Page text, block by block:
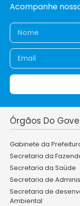
Acompanhe
Órgãos Do
Gabinete da
Secretaria da
Secretaria da Saúde
Secretaria de
Secretaria de
Ambiental